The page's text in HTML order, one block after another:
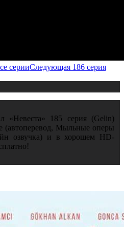
серииСледующая 186 серия
«Невеста» 185 серия (Gelin)
(автоперевод, Мыльные оперы
озвучка) и в хорошем HD-